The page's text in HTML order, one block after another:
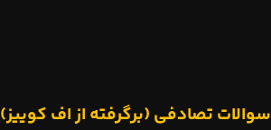
سوالات تصادفی (برگرفته از اف کوییز)